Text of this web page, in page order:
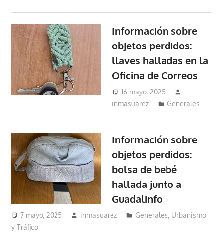
Información sobre
objetos perdidos:
llaves halladas en la
Oficina de Correos
16 mayo, 2025
inmasuarez
Generales
Información sobre
objetos perdidos:
bolsa de bebé
hallada junto a
Guadalinfo
7 mayo, 2025 inmasuarez Generales, Urbanismo
y Tráfico